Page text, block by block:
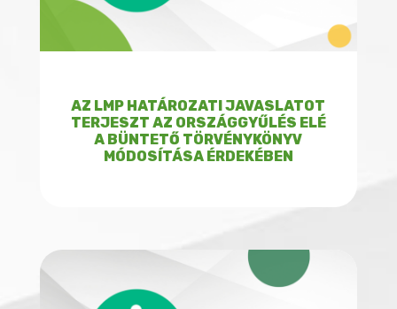
AZ LMP HATÁROZATI JAVASLATOT
TERJESZT AZ ORSZÁGGYŰLÉS ELÉ
A BÜNTETŐ TÖRVÉNYKÖNYV
MÓDOSÍTÁSA ÉRDEKÉBEN